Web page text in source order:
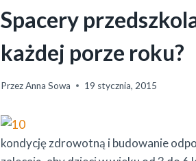
Spacery
każdej porze roku?
PrzezAnna Sowa 19 stycznia, 2015
kondycję zdrowotną i budowanie